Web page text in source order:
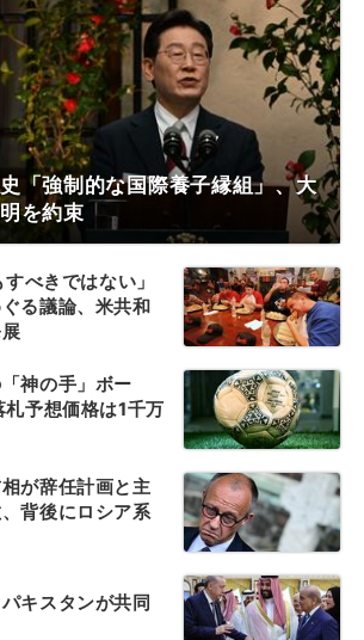
「強制的な国際養子縁組」、大
を約束
べきではない」
る議論、米共和
神の手」ボー
予想価格は1千万
が辞任計画と主
背後にロシア系
キスタンが共同